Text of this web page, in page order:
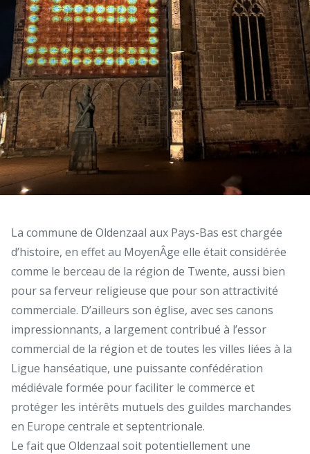
La commune de Oldenzaal aux Pays-Bas est chargée
d’histoire, en effet au MoyenÂge elle était considérée
comme le berceau de la région de Twente, aussi bien
pour sa ferveur religieuse que pour son attractivité
commerciale. D’ailleurs son église, avec ses canons
impressionnants, a largement contribué à l’essor
commercial de la région et de toutes les villes liées à la
Ligue hanséatique, une puissante confédération
médiévale formée pour faciliter le commerce et
protéger les intérêts mutuels des guildes marchandes
en Europe centrale et septentrionale.
Le fait que Oldenzaal soit potentiellement une